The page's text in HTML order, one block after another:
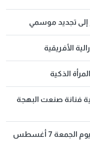
إلى تجديد موسمي
الأفريقية
الذكية
فنانة صنعت البهجة
مواعيد قطارات «القاهرة - أسوان» اليوم الجمعة 7 أغسطس